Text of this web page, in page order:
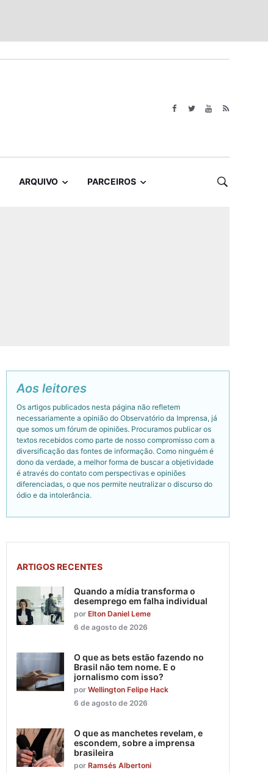
ARQUIVO PARCEIROS
Aos leitores
Os artigos publicados nesta página não refletem
necessariamente a opinião do Observatório da Imprensa, já
que somos um fórum de opiniões. Procuramos publicar os
textos recebidos como parte de nosso compromisso com a
diversificação das fontes de informação. Como ninguém é
dono da verdade, a melhor forma de buscar a objetividade
é através do contato com perspectivas e opiniões
diferenciadas, o que nos permite neutralizar o discurso do
ódio e da intolerância.
ARTIGOS RECENTES
Quando a mídia transforma o
desemprego em falha individual
por Elton Daniel Leme
6 de agosto de 2026
O que as bets estão fazendo no
Brasil não tem nome. E o
jornalismo com isso?
por Wellington Felipe Hack
6 de agosto de 2026
O que as manchetes revelam, e
escondem, sobre a imprensa
brasileira
por Ramsés Albertoni